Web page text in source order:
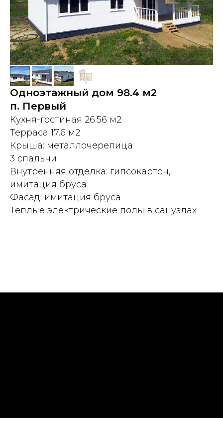
Одноэтажный дом 98.4 м2
п. Первый
Кухня-гостиная 26.56 м2
Терраса 17.6 м2
Крыша: металлочерепица
3 спальни
Внутренняя отделка: гипсокартон,
имитация бруса
Фасад: имитация бруса
Теплые электрические полы в санузлах